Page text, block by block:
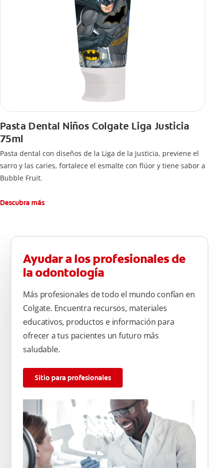
Pasta Dental Niños Colgate Liga Justicia
75ml
Pasta dental con diseños de la Liga de la Justicia, previene el
sarro y las caries, fortalece el esmalte con flúor y tiene sabor a
Bubble Fruit.
Descubra más
Ayudar a los profesionales de
la odontología
Más profesionales de todo el mundo confían en
Colgate. Encuentra recursos, materiales
educativos, productos e información para
ofrecer a tus pacientes un futuro más
saludable.
Sitio para profesionales